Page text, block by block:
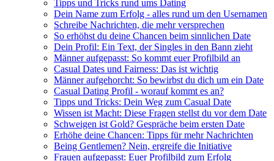
Tipps und Tricks rund ums Dating
Dein Name zum Erfolg - alles rund um den Usernamen
Schreibe Nachrichten, die mehr versprechen
So erhöhst du deine Chancen beim sinnlichen Date
Dein Profil: Ein Text, der Singles in den Bann zieht
Männer aufgepasst: So kommt euer Profilbild an
Casual Dates und Fairness: Das ist wichtig
Männer aufgehorcht: So bewirbst du dich um ein Date
Casual Dating Profil - worauf kommt es an?
Tipps und Tricks: Dein Weg zum Casual Date
Wissen ist Macht: Diese Fragen stellst du vor dem Date
Schweigen ist Gold? Gespräche beim ersten Date
Erhöhe deine Chancen: Tipps für mehr Nachrichten
Being Gentlemen? Nein, ergreife die Initiative
Frauen aufgepasst: Euer Profilbild zum Erfolg